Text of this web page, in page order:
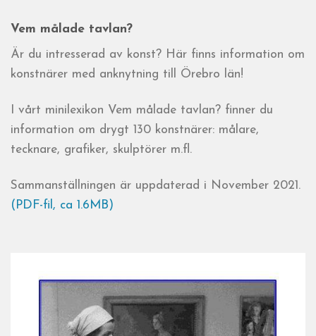
Vem målade tavlan?
Är du intresserad av konst? Här finns information om
konstnärer med anknytning till Örebro län!
I vårt minilexikon Vem målade tavlan? finner du
information om drygt 130 konstnärer: målare,
tecknare, grafiker, skulptörer m.fl.
Sammanställningen är uppdaterad i November 2021.
(PDF-fil, ca 1.6MB)